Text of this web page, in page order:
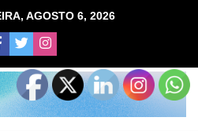
AGOSTO 6, 2026